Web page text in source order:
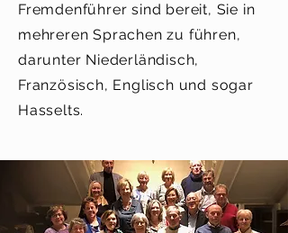
Fremdenführer sind bereit, Sie in
mehreren Sprachen zu führen,
darunter Niederländisch,
Französisch, Englisch und sogar
Hasselts.